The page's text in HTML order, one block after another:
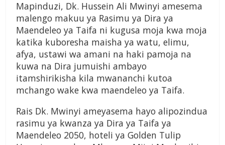
Mapinduzi, Dk. Hussein Ali Mwinyi amesema
malengo makuu ya Rasimu ya Dira ya
Maendeleo ya Taifa ni kugusa moja kwa moja
katika kuboresha maisha ya watu, elimu,
afya, ustawi wa amani na haki pamoja na
kuwa na Dira jumuishi ambayo
itamshirikisha kila mwananchi kutoa
mchango wake kwa maendeleo ya Taifa.
Rais Dk. Mwinyi ameyasema hayo alipozindua
rasimu ya kwanza ya Dira ya Taifa ya
Maendeleo 2050, hoteli ya Golden Tulip